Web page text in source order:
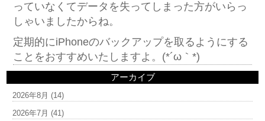
っていなくてデータを失ってしまった方がいらっ
しゃいましたからね。
定期的にiPhoneのバックアップを取るようにする
ことをおすすめいたしますよ。(*´ω｀*)
アーカイブ
2026年8月 (14)
2026年7月 (41)